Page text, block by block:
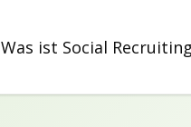
Was ist Social